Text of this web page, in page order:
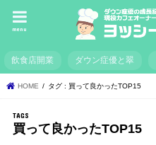
menu
飲食店開業 ダウン症優と翠
HOME タグ : 買って良かったTOP15
買って良かったTOP15